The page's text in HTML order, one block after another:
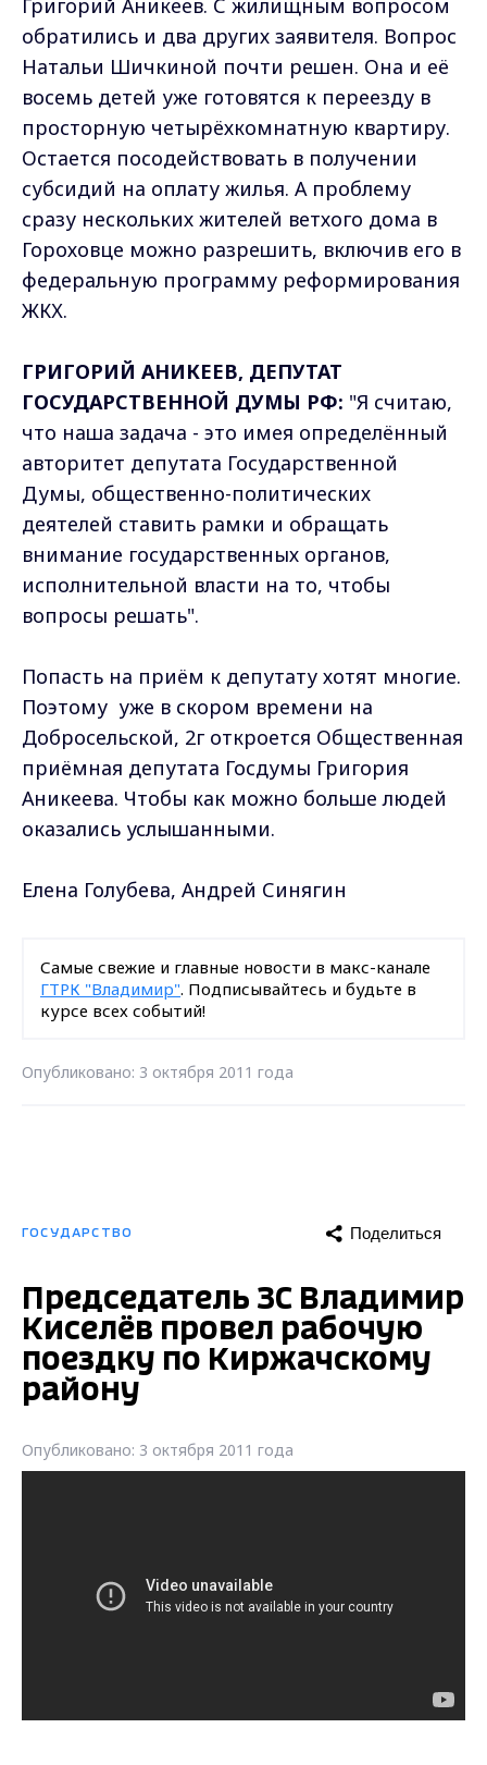
обратились и два других заявителя. Вопрос
Натальи Шичкиной почти решен. Она и её
восемь детей уже готовятся к переезду в
просторную четырёхкомнатную квартиру.
Остается посодействовать в получении
субсидий на оплату жилья. А проблему
сразу нескольких жителей ветхого дома в
Гороховце можно разрешить, включив его в
федеральную программу реформирования
ЖКХ.
ГРИГОРИЙ АНИКЕЕВ, ДЕПУТАТ
ГОСУДАРСТВЕННОЙ ДУМЫ РФ: "Я считаю,
что наша задача - это имея определённый
авторитет депутата Государственной
Думы, общественно-политических
деятелей ставить рамки и обращать
внимание государственных органов,
исполнительной власти на то, чтобы
вопросы решать".
Попасть на приём к депутату хотят многие.
Поэтому уже в скором времени на
Добросельской, 2г откроется Общественная
приёмная депутата Госдумы Григория
Аникеева. Чтобы как можно больше людей
оказались услышанными.
Елена Голубева, Андрей Синягин
Самые свежие и главные новости в макс-канале
ГТРК "Владимир". Подписывайтесь и будьте в
курсе всех событий!
Опубликовано: 3 октября 2011 года
ГОСУДАРСТВО Поделиться
Председатель ЗС Владимир
Киселёв провел рабочую
поездку по Киржачскому
району
Опубликовано: 3 октября 2011 года